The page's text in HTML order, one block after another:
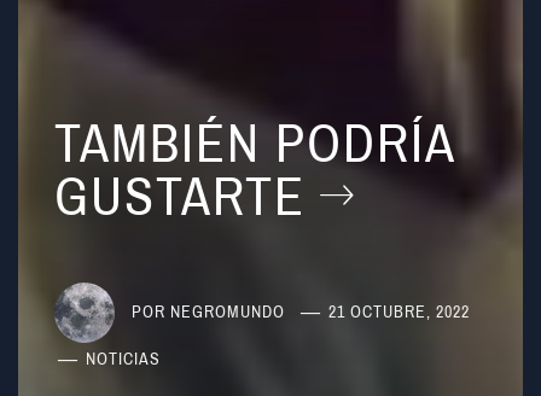
TAMBIÉN PODRÍA
GUSTARTE
POR NEGROMUNDO 21 OCTUBRE, 2022
NOTICIAS